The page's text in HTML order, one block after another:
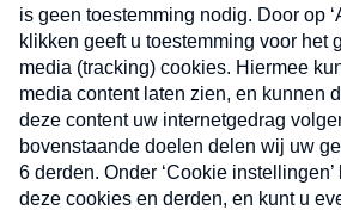
Volg ons op
Nieuwsbrief